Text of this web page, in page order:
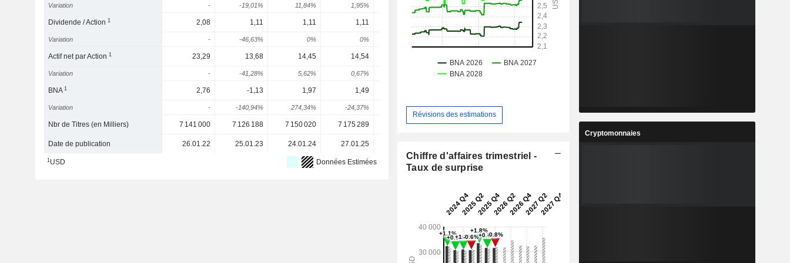
Variation - -19,01% 11,84% 1,95% 4,26% 2,05% 8,34%
Dividende / Action1 2,08 1,11 1,11 1,11 1,11
Variation - -46,63% 0% 0% 0% 0% 0%
Actif net par Action1 23,29 13,68 14,45 14,54
Variation - -41,28% 5,62% 0,67% 1,22%
BNA1 2,76 -1,13 1,97 1,49
Variation - -140,94% 274,34% -24,37% 104,03% -22,88%
Nbr de Titres (en Milliers) 7 141 000 7 126 188 7 150 020 7 175 289 7 089 449 6 852 386 6 852 386 6 852 386
Date de publication 26.01.22 25.01.23 24.01.24 27.01.25
1USD Données Estimées
Révisions des estimations
Chiffre d'affaires trimestriel -
Taux de surprise
Cryptomonnaies